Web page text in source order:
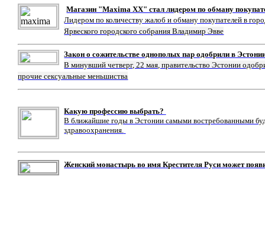
Магазин "Maxima XX" стал лидером по обману
Лидером по количеству жалоб и обману покупателей в
Ярвеского городского собрания Владимир Эвве
Закон о сожительстве однополых пар одобрили в
В минувший четверг, 22 мая, правительство Эстонии
прочие сексуальные меньшиства
Какую профессию выбрать?
В ближайшие годы в Эстонии самыми востребованными
здравоохранения.
Женский монастырь во имя Крестителя Руси может